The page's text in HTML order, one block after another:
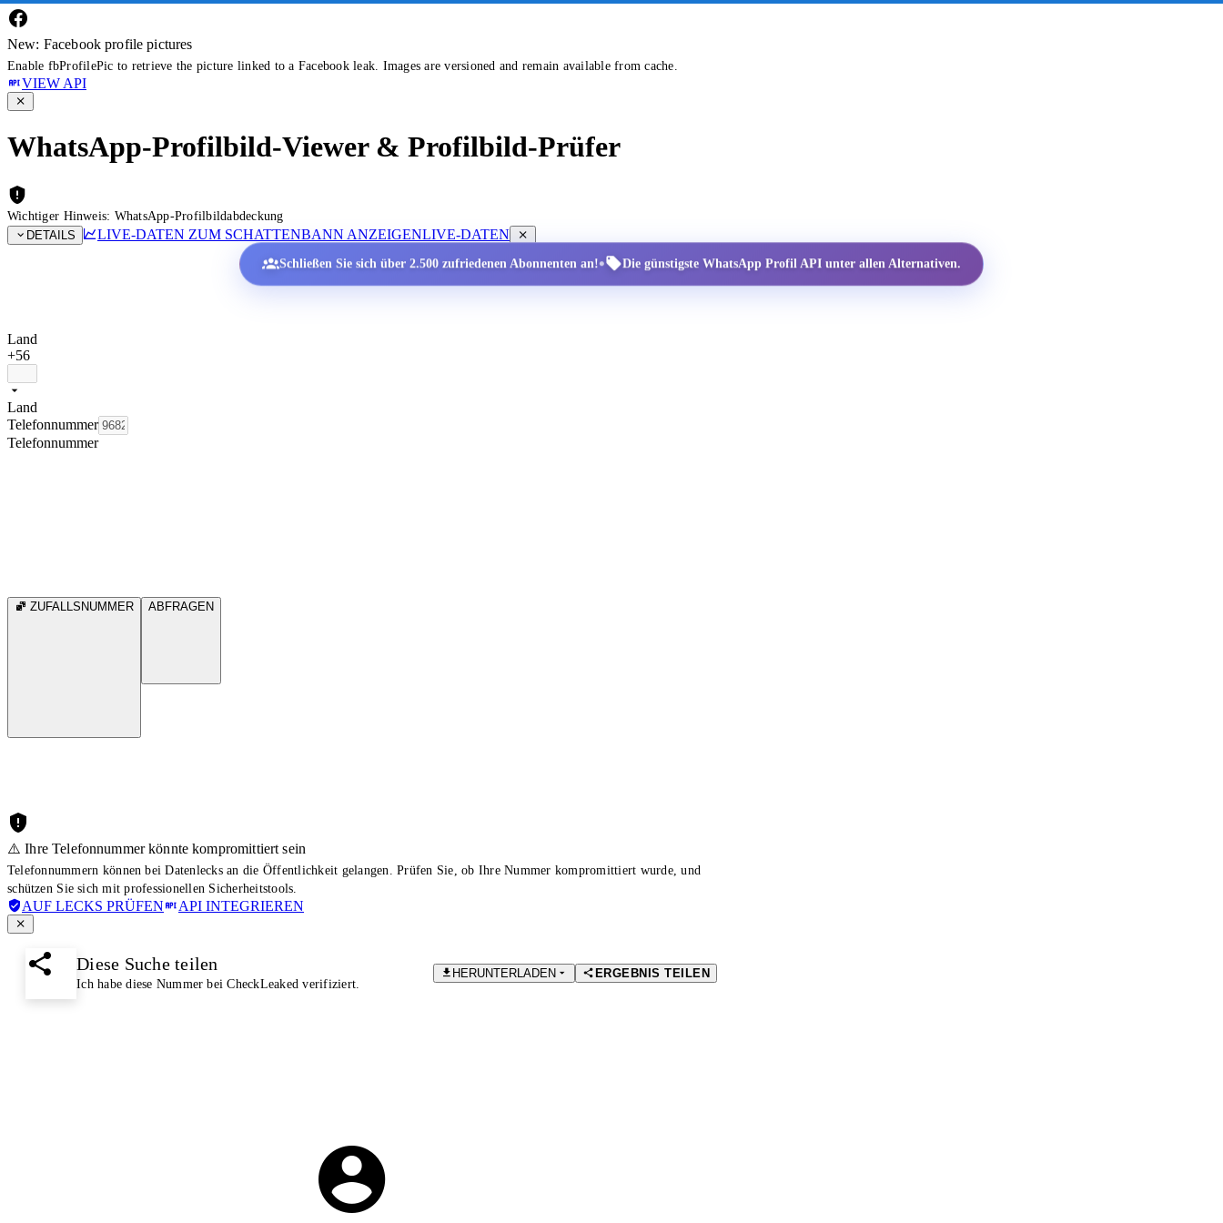
New: Facebook profile pictures
Enable fbProfilePic to retrieve the picture linked to a Facebook leak. Images are versioned and remain available from cache.
VIEW API
WhatsApp-Profilbild-Viewer & Profilbild-Prüfer
Wichtiger Hinweis: WhatsApp-Profilbildabdeckung
DETAILS
LIVE-DATEN ZUM SCHATTENBANN ANZEIGENLIVE-DATEN
Schließen Sie sich über 2.500 zufriedenen Abonnenten an!• Die günstigste WhatsApp Profil API unter allen Alternativen.
Land
+56
Land
Telefonnummer
Telefonnummer
ZUFALLSNUMMER ABFRAGEN
⚠️ Ihre Telefonnummer könnte kompromittiert sein
Telefonnummern können bei Datenlecks an die Öffentlichkeit gelangen. Prüfen Sie, ob Ihre Nummer kompromittiert wurde, und
schützen Sie sich mit professionellen Sicherheitstools.
AUF LECKS PRÜFEN API INTEGRIEREN
Diese Suche teilen
Ich habe diese Nummer bei CheckLeaked verifiziert.
HERUNTERLADEN ERGEBNIS TEILEN